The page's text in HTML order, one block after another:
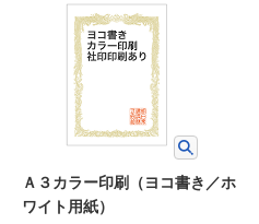
Ａ３カラー印刷（ヨコ書き／ホ
ワイト用紙）